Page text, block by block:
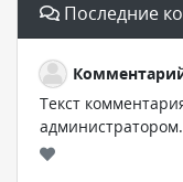
Последние
Текст
администратором.